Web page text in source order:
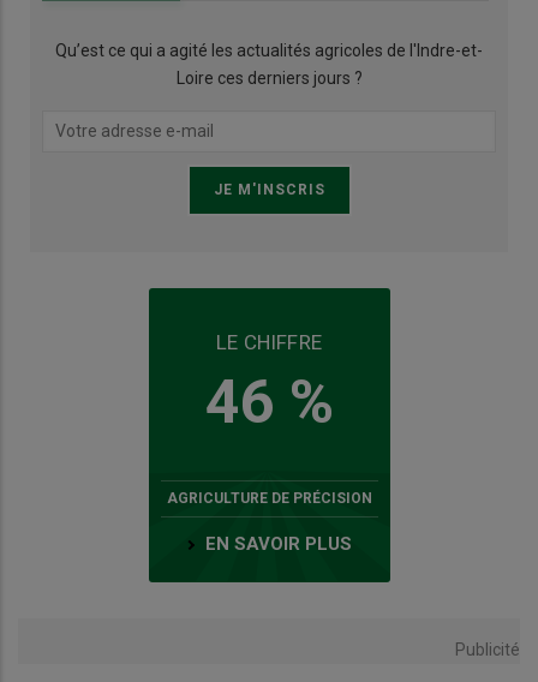
Qu’est ce qui a agité les actualités agricoles de l'Indre-et-
Loire ces derniers jours ?
LE CHIFFRE
46 %
AGRICULTURE DE PRÉCISION
EN SAVOIR PLUS
Publicité